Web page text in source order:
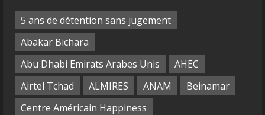
5 ans de détention sans jugement
Abakar Bichara
Abu Dhabi Emirats Arabes Unis
AHEC
Airtel Tchad
ALMIRES ANAM
Beinamar
Centre Américain Happiness